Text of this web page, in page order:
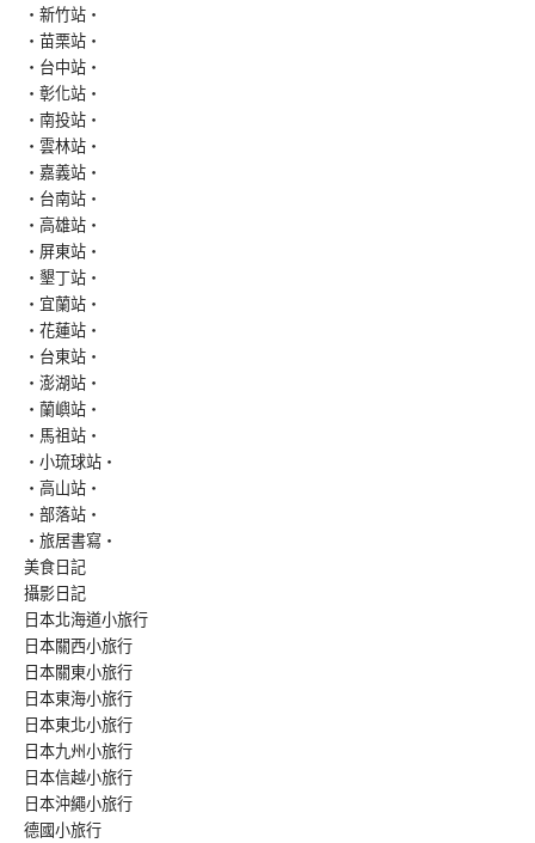
‧新竹站‧
‧苗栗站‧
‧台中站‧
‧彰化站‧
‧南投站‧
‧雲林站‧
‧嘉義站‧
‧台南站‧
‧高雄站‧
‧屏東站‧
‧墾丁站‧
‧宜蘭站‧
‧花蓮站‧
‧台東站‧
‧澎湖站‧
‧蘭嶼站‧
‧馬祖站‧
‧小琉球站‧
‧高山站‧
‧部落站‧
‧旅居書寫‧
美食日記
攝影日記
日本北海道小旅行
日本關西小旅行
日本關東小旅行
日本東海小旅行
日本東北小旅行
日本九州小旅行
日本信越小旅行
日本沖繩小旅行
德國小旅行